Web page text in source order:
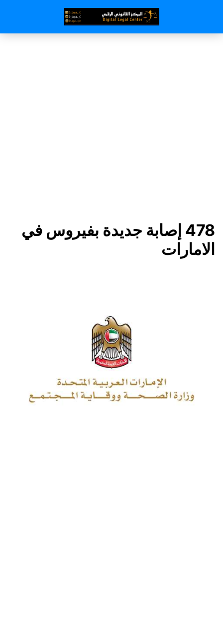
478 إصابة جديدة بفيروس في
الامارات